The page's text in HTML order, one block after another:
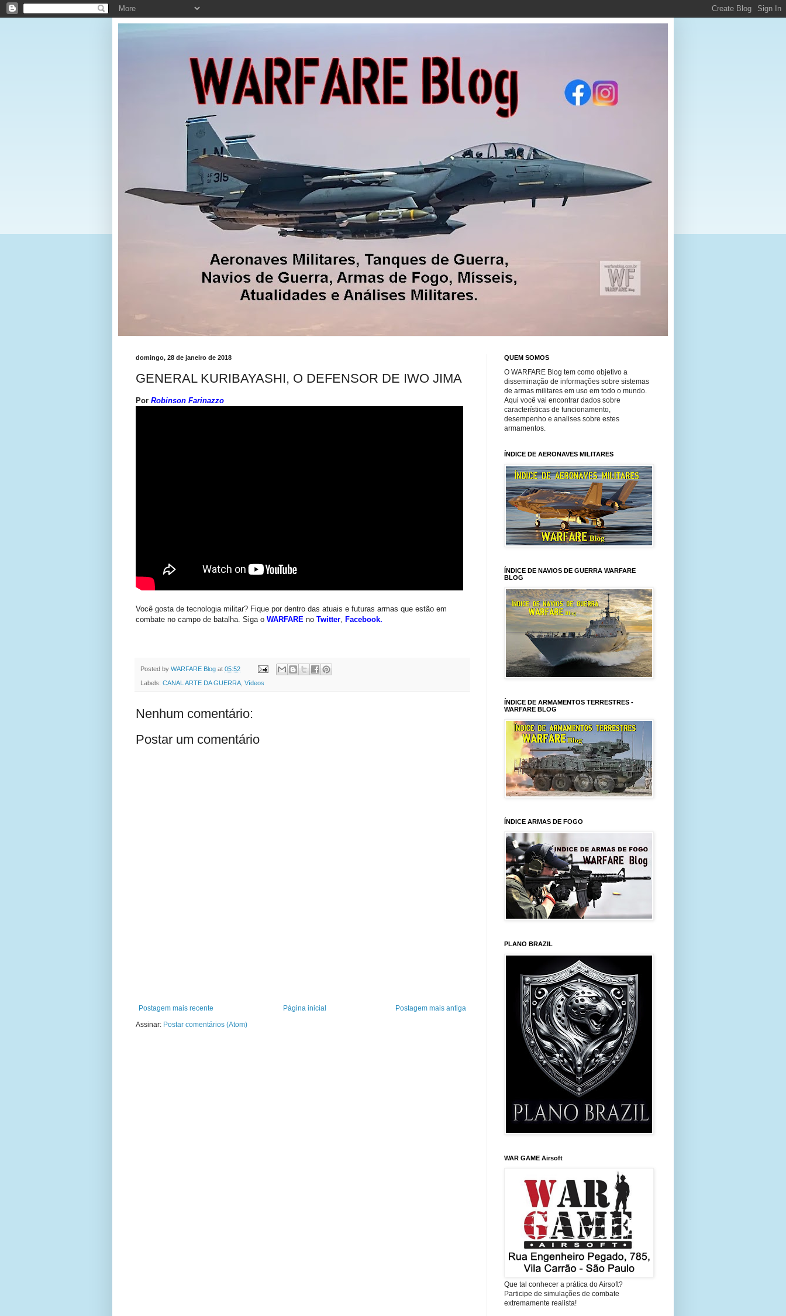
domingo, 28 de janeiro de 2018
GENERAL KURIBAYASHI, O DEFENSOR DE IWO JIMA
Por Robinson Farinazzo
Você gosta de tecnologia militar? Fique por dentro das atuais e futuras armas que estão em
combate no campo de batalha. Siga o WARFARE no Twitter Facebook.
Posted by WARFARE Blog at 05:52
Labels: CANAL ARTE DA GUERRA Vídeos
Nenhum comentário:
Postar um comentário
Postagem mais recente Postagem mais antiga
Página inicial
Assinar: Postar comentários (Atom)
QUEM SOMOS
O WARFARE Blog tem como objetivo a
disseminação de informações sobre sistemas
de armas militares em uso em todo o mundo.
Aqui você vai encontrar dados sobre
características de funcionamento,
desempenho e analises sobre estes
armamentos.
ÍNDICE DE AERONAVES MILITARES
ÍNDICE DE NAVIOS DE GUERRA WARFARE
BLOG
ÍNDICE DE ARMAMENTOS TERRESTRES -
WARFARE BLOG
ÍNDICE ARMAS DE FOGO
PLANO BRAZIL
WAR GAME Airsoft
Que tal conhecer a prática do Airsoft?
Participe de simulações de combate
extremamente realista!